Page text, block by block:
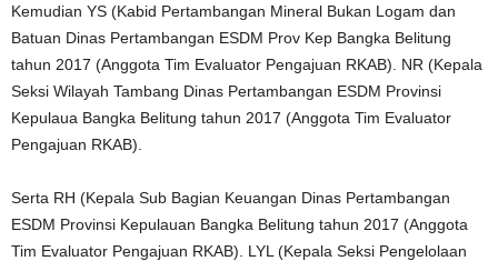
Kemudian YS (Kabid Pertambangan Mineral Bukan Logam dan
Batuan Dinas Pertambangan ESDM Prov Kep Bangka Belitung
tahun 2017 (Anggota Tim Evaluator Pengajuan RKAB). NR (Kepala
Seksi Wilayah Tambang Dinas Pertambangan ESDM Provinsi
Kepulaua Bangka Belitung tahun 2017 (Anggota Tim Evaluator
Pengajuan RKAB).
Serta RH (Kepala Sub Bagian Keuangan Dinas Pertambangan
ESDM Provinsi Kepulauan Bangka Belitung tahun 2017 (Anggota
Tim Evaluator Pengajuan RKAB). LYL (Kepala Seksi Pengelolaan